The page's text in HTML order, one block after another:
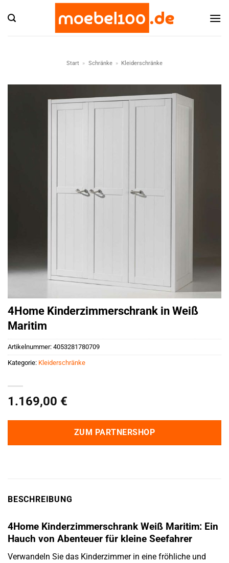
Inhalt
Start » Schränke » Kleiderschränke
4Home Kinderzimmerschrank in Weiß
Maritim
1.169,00 €
ZUM PARTNERSHOP
Artikelnummer: 4053281780709
Kategorie: Kleiderschränke
BESCHREIBUNG
4Home Kinderzimmerschrank Weiß Maritim: Ein
Hauch von Abenteuer für kleine Seefahrer
Verwandeln Sie das Kinderzimmer in eine fröhliche und